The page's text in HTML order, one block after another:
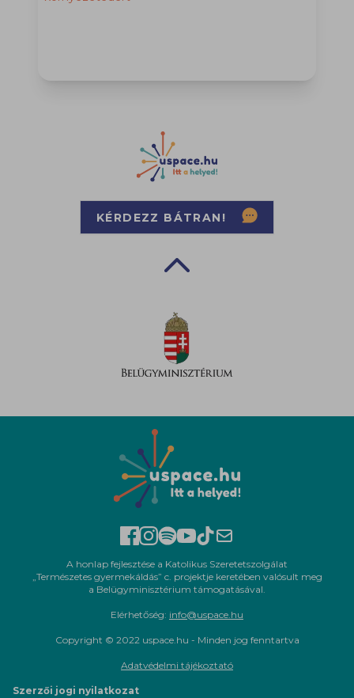
KÉRDEZZ BÁTRAN!
A honlap fejlesztése a Katolikus Szeretetszolgálat
„Természetes gyermekáldás” c. projektje keretében valósult meg
a Belügyminisztérium támogatásával.
Elérhetőség: info@uspace.hu
Copyright © 2022 uspace.hu - Minden jog fenntartva
Adatvédelmi tájékoztató
Szerzői jogi nyilatkozat